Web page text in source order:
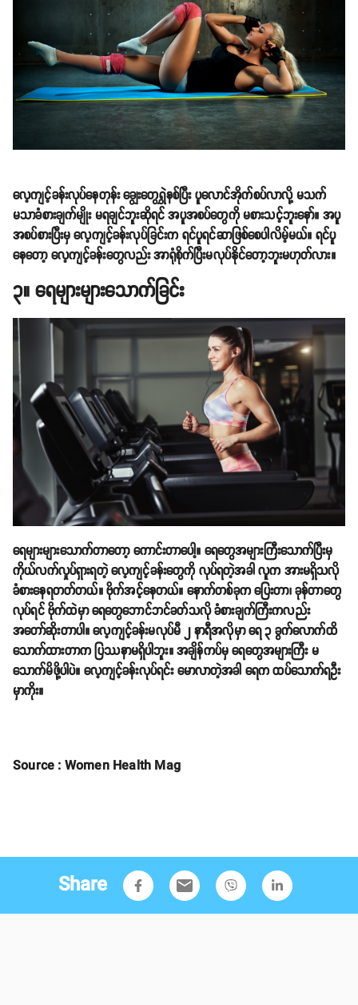
လေ့ကျင့်ခန်းလုပ်နေတုန်း ချွေးတွေရွှဲနစ်ပြီး ပူလောင်အိုက်စပ်လာလို့ မသက်
မသာခံစားချက်မျိုး မရချင်ဘူးဆိုရင် အပူအစပ်တွေကို မစားသင့်ဘူးနော်။ အပူ
အစပ်စားပြီးမှ လေ့ကျင့်ခန်းလုပ်ခြင်းက ရင်ပူရင်ဆာဖြစ်စေပါလိမ့်မယ်။ ရင်ပူ
နေတော့ လေ့ကျင့်ခန်းတွေလည်း အာရုံစိုက်ပြီးမလုပ်နိုင်တော့ဘူးမဟုတ်လား။
၃။ ရေများများသောက်ခြင်း
ရေများများသောက်တာတော့ ကောင်းတာပေါ့။ ရေတွေအများကြီးသောက်ပြီးမှ
ကိုယ်လက်လှုပ်ရှားရတဲ့ လေ့ကျင့်ခန်းတွေကို လုပ်ရတဲ့အခါ လူက အားမရှိသလို
ခံစားနေရတတ်တယ်။ ဗိုက်အင့်နေတယ်။ နောက်တစ်ခုက ပြေးတာ၊ ခုန်တာတွေ
လုပ်ရင် ဗိုက်ထဲမှာ ရေတွေဘောင်ဘင်ခတ်သလို ခံစားချက်ကြီးကလည်း
အတော်ဆိုးတာပါ။ လေ့ကျင့်ခန်းမလုပ်မီ ၂ နာရီအလိုမှာ ရေ ၃ ခွက်လောက်ထိ
သောက်ထားတာက ပြဿနာမရှိပါဘူး။ အချိန်ကပ်မှ ရေတွေအများကြီး မ
သောက်မိဖို့ပါပဲ။ လေ့ကျင့်ခန်းလုပ်ရင်း မောလာတဲ့အခါ ရေက ထပ်သောက်ရဦး
မှာကိုး။
Source : Women Health Mag
Share email